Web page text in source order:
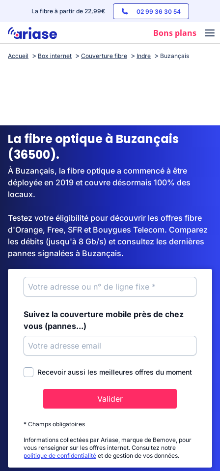
La fibre à partir de 22,99€ 02 99 36 30 54
Bons plans
Box internet
Streaming
Accueil Box internet Couverture fibre Indre Buzançais
La fibre optique à Buzançais
(36500).
À Buzançais, la fibre optique a commencé à être
déployée en 2019 et couvre désormais 100% des
locaux.
Testez votre éligibilité pour découvrir les offres fibre
d'Orange, Free, SFR et Bouygues Telecom. Comparez
les débits (jusqu'à 8 Gb/s) et consultez les dernières
pannes signalées à Buzançais.
Suivez la couverture mobile près de chez
vous (pannes...)
Recevoir aussi les meilleures offres du moment
Valider
* Champs obligatoires
Informations collectées par Ariase, marque de Bemove, pour
vous renseigner sur les offres internet. Consultez notre
politique de confidentialité et de gestion de vos données.